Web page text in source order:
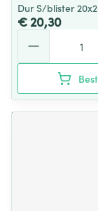
Dur S/blister
€ 20,30